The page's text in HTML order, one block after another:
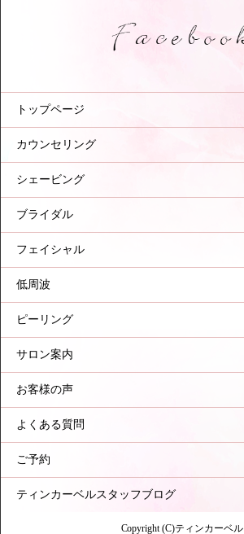
トップページ
カウンセリング
シェービング
ブライダル
フェイシャル
低周波
ピーリング
サロン案内
お客様の声
よくある質問
ご予約
ティンカーベルスタッフブログ
Copyright (C)ティンカーベル